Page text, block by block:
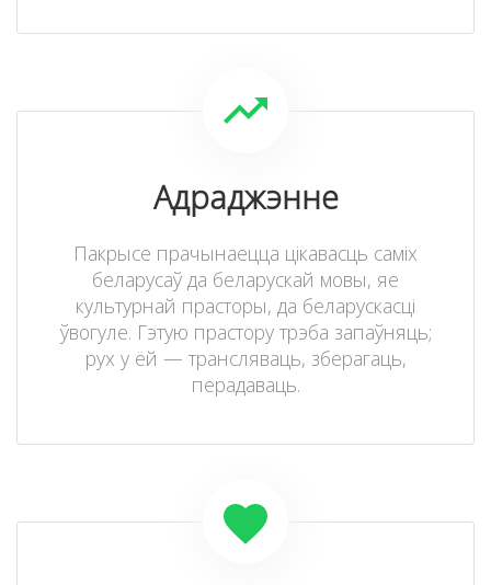
Адраджэнне
Пакрысе прачынаецца цікавасць саміх
беларусаў да беларускай мовы, яе
культурнай прасторы, да беларускасці
ўвогуле. Гэтую прастору трэба запаўняць;
рух у ёй — трансляваць, зберагаць,
перадаваць.